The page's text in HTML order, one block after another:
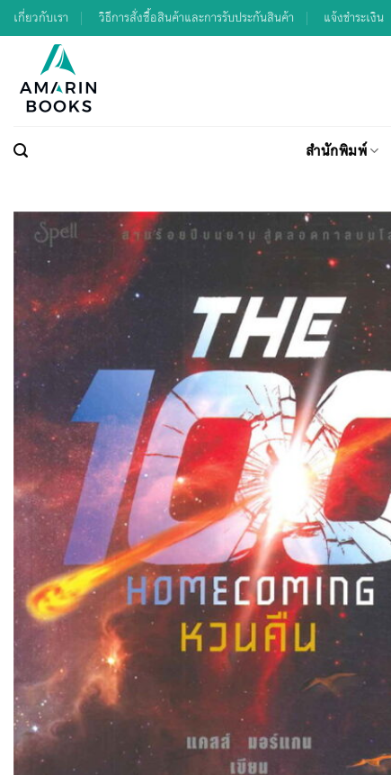
Skip
to
เกี่ยวกับเรา วิธีการสั่งซื้อสินค้าและการรับประกันสินค้า แจ้งชำระเงิน
สำนักพิมพ์